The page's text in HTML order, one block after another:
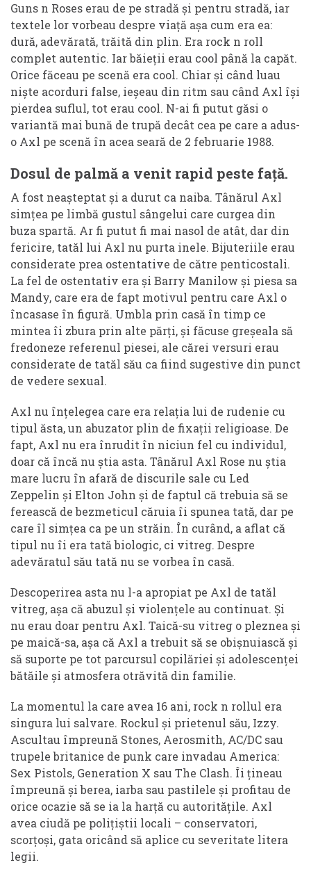
Guns n Roses erau de pe stradă și pentru stradă, iar
textele lor vorbeau despre viață așa cum era ea:
dură, adevărată, trăită din plin. Era rock n roll
complet autentic. Iar băieții erau cool până la capăt.
Orice făceau pe scenă era cool. Chiar și când luau
niște acorduri false, ieșeau din ritm sau când Axl își
pierdea suflul, tot erau cool. N-ai fi putut găsi o
variantă mai bună de trupă decât cea pe care a adus-
o Axl pe scenă în acea seară de 2 februarie 1988.
Dosul de palmă a venit rapid peste față.
A fost neașteptat și a durut ca naiba. Tânărul Axl
simțea pe limbă gustul sângelui care curgea din
buza spartă. Ar fi putut fi mai nasol de atât, dar din
fericire, tatăl lui Axl nu purta inele. Bijuteriile erau
considerate prea ostentative de către penticostali.
La fel de ostentativ era și Barry Manilow și piesa sa
Mandy, care era de fapt motivul pentru care Axl o
încasase în figură. Umbla prin casă în timp ce
mintea îi zbura prin alte părți, și făcuse greșeala să
fredoneze referenul piesei, ale cărei versuri erau
considerate de tatăl său ca fiind sugestive din punct
de vedere sexual.
Axl nu înțelegea care era relația lui de rudenie cu
tipul ăsta, un abuzator plin de fixații religioase. De
fapt, Axl nu era înrudit în niciun fel cu individul,
doar că încă nu știa asta. Tânărul Axl Rose nu știa
mare lucru în afară de discurile sale cu Led
Zeppelin și Elton John și de faptul că trebuia să se
ferească de bezmeticul căruia îi spunea tată, dar pe
care îl simțea ca pe un străin. În curând, a aflat că
tipul nu îi era tată biologic, ci vitreg. Despre
adevăratul său tată nu se vorbea în casă.
Descoperirea asta nu l-a apropiat pe Axl de tatăl
vitreg, așa că abuzul și violențele au continuat. Și
nu erau doar pentru Axl. Taică-su vitreg o pleznea și
pe maică-sa, așa că Axl a trebuit să se obișnuiască și
să suporte pe tot parcursul copilăriei și adolescenței
bătăile și atmosfera otrăvită din familie.
La momentul la care avea 16 ani, rock n rollul era
singura lui salvare. Rockul și prietenul său, Izzy.
Ascultau împreună Stones, Aerosmith, AC/DC sau
trupele britanice de punk care invadau America:
Sex Pistols, Generation X sau The Clash. Îi țineau
împreună și berea, iarba sau pastilele și profitau de
orice ocazie să se ia la harță cu autoritățile. Axl
avea ciudă pe polițiștii locali – conservatori,
scorțoși, gata oricând să aplice cu severitate litera
legii.